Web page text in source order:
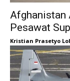
Afghanistan
Pesawat
Kristian Prasetyo